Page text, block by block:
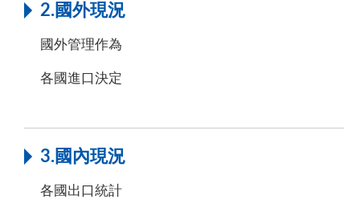
2.國外現況
國外管理作為
各國進口決定
3.國內現況
各國出口統計